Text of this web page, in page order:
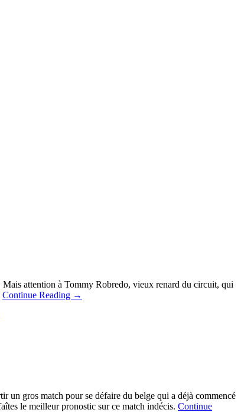
attention à Tommy Robredo, vieux renard du circuit, qui
Continue Reading →
un gros match pour se défaire du belge qui a déjà commencé
le meilleur pronostic sur ce match indécis. Continue